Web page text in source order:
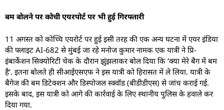
बम बोलने पर कोची एयरपोर्ट पर भी हुई गिरफ्तारी
11 अगस्‍त को कोच्चि एयरोर्ट पर हुई इसी तरह की एक अन्‍य घटना में एयर इंडिया
की फ्लाइट AI-682 से मुंबई जा रहे मनोज कुमार नामक एक यात्री ने प्रि-
इंबार्केशन सिक्‍योरिटी चेक के दौरान झुंझलाकर बोल दिया कि ‘क्‍या मेरे बैग में बम
है’. इतना बोलते ही सीआईएसएफ ने इस यात्री को हिरासत में ले लिया. यात्री के
बैगेज की बम डिटेक्‍शन और डिस्‍पोजल स्‍क्‍वॉड (बीडीडीएस) से जांच कराई गई.
इसके बाद, इस यात्री को आगे की कार्रवाई के लिए स्‍थानीय पुलिस के हवाले कर
दिया गया.